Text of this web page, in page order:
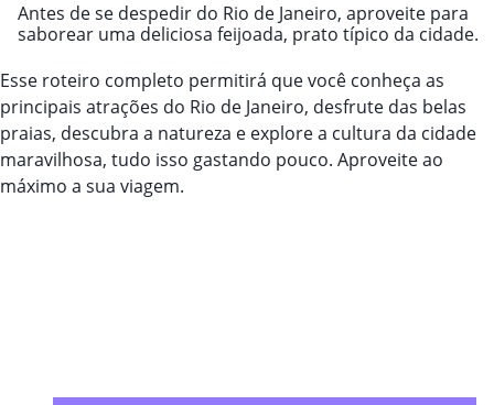
Antes de se despedir do Rio de Janeiro, aproveite para
saborear uma deliciosa feijoada, prato típico da cidade.
Esse roteiro completo permitirá que você conheça as
principais atrações do Rio de Janeiro, desfrute das belas
praias, descubra a natureza e explore a cultura da cidade
maravilhosa, tudo isso gastando pouco. Aproveite ao
máximo a sua viagem.